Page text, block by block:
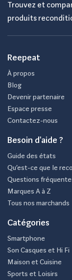
Trouvez et
produits
Reepeat
À propos
Blog
Devenir partenaire
Espace presse
Contactez-nous
Besoin d'aide ?
Guide des états
Qu’est-ce que le
Questions
Marques A à Z
Tous nos marchands
Catégories
Smartphone
Son Casques et Hi Fi
Maison et Cuisine
Sports et Loisirs